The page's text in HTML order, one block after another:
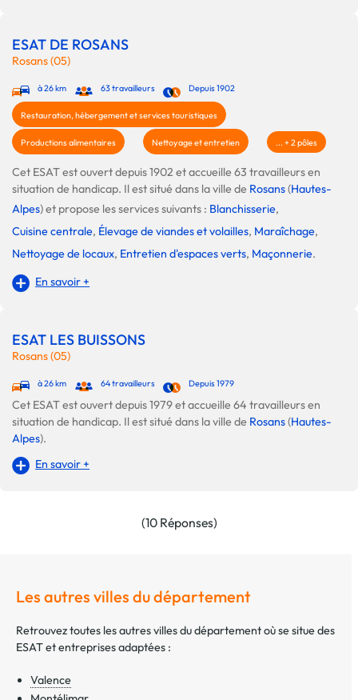
ESAT DE ROSANS
Rosans (05)
à 26 km 63 travailleurs Depuis 1902
Restauration, hébergement et services touristiques
Productions alimentaires Nettoyage et entretien ... + 2 pôles
Cet ESAT est ouvert depuis 1902 et accueille 63 travailleurs en
situation de handicap. Il est situé dans la ville de Rosans(Hautes-
Alpes) et propose les services suivants : Blanchisserie,
Cuisine centrale, Élevage de viandes et volailles, Maraîchage,
Nettoyage de locaux, Entretien d'espaces verts, Maçonnerie.
En savoir +
ESAT LES BUISSONS
Rosans (05)
à 26 km 64 travailleurs Depuis 1979
Cet ESAT est ouvert depuis 1979 et accueille 64 travailleurs en
situation de handicap. Il est situé dans la ville de Rosans(Hautes-
Alpes).
En savoir +
(10 Réponses)
Les autres villes du département
Retrouvez toutes les autres villes du département où se situe des
ESAT et entreprises adaptées :
Valence